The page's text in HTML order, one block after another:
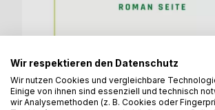
Wir respektieren den Datenschutz
Wir nutzen Cookies und vergleichbare
Einige von ihnen sind essenziell und technisch
wir Analysemethoden (z. B. Cookies oder